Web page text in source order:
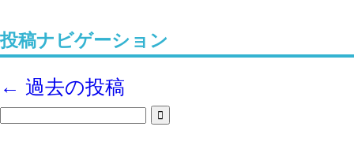
投稿ナビゲーション
← 過去の投稿